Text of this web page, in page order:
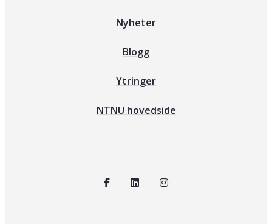
Nyheter
Blogg
Ytringer
NTNU hovedside